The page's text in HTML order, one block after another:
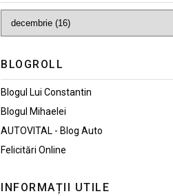
BLOGROLL
Blogul Lui Constantin
Blogul Mihaelei
AUTOVITAL - Blog Auto
Felicitări Online
INFORMAȚII UTILE